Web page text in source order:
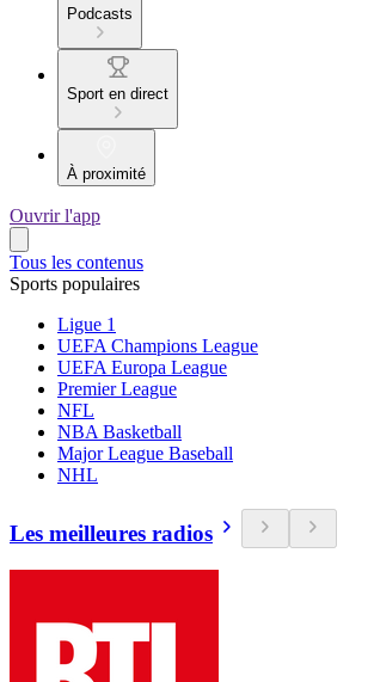
Podcasts
Sport en direct
À proximité
Ouvrir l'app
Tous les contenus
Sports populaires
Ligue 1
UEFA Champions League
UEFA Europa League
Premier League
NFL
NBA Basketball
Major League Baseball
NHL
Les meilleures radios